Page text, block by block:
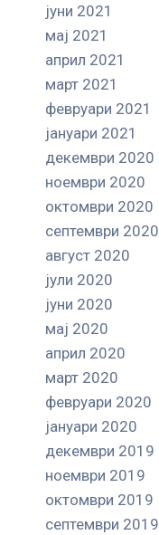
јуни 2021
мај 2021
април 2021
март 2021
февруари 2021
јануари 2021
декември 2020
ноември 2020
октомври 2020
септември 2020
август 2020
јули 2020
јуни 2020
мај 2020
април 2020
март 2020
февруари 2020
јануари 2020
декември 2019
ноември 2019
октомври 2019
септември 2019